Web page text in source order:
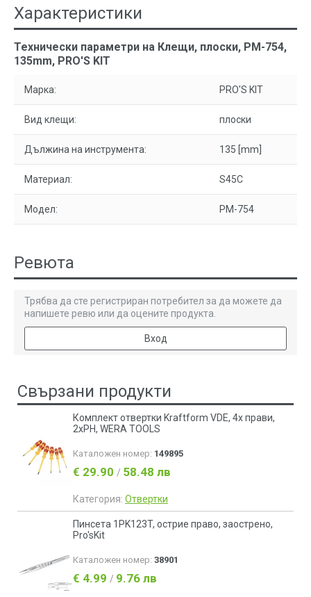
Характеристики
Технически параметри на Клещи, плоски, PM-754,
135mm, PRO'S KIT
Марка: PRO'S KIT
Вид клещи: плоски
Дължина на инструмента: 135 [mm]
Материал: S45C
Модел: PM-754
Ревюта
Трябва да сте регистриран потребител за да можете да
напишете ревю или да оцените продукта.
Вход
Свързани продукти
Комплект отвертки Kraftform VDE, 4x прави,
2xPH, WERA TOOLS
Каталожен номер: 149895
€ 29.90 / 58.48 лв
Категория: Отвертки
Пинсета 1PK123T, острие право, заострено,
Pro'sKit
Каталожен номер: 38901
€ 4.99 / 9.76 лв